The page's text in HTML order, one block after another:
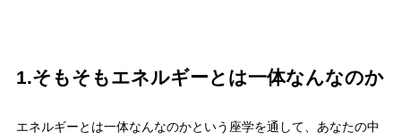
1.そもそもエネルギーとは一体なんなのか
エネルギーとは一体なんなのかという座学を通して、あなたの中